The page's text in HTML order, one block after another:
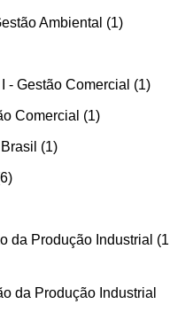
Ambiental 1
- Gestão Comercial 1
Comercial 1
1
6
da Produção Industrial 1
da Produção Industrial